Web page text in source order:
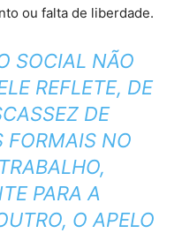
ou falta de liberdade.
SOCIAL NÃO
REFLETE, DE
DE
FORMAIS NO
PARA A
O APELO